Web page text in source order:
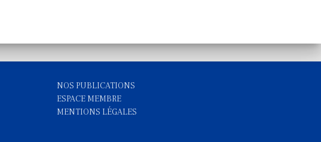
NOS PUBLICATIONS
ESPACE MEMBRE
MENTIONS LÉGALES